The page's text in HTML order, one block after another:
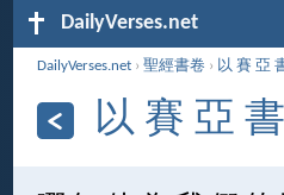
DailyVerses.net
DailyVerses.net ›聖經書卷 › 以 賽 亞
以 賽 亞